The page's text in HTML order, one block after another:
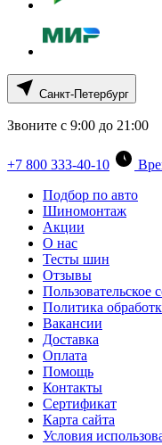
Санкт-Петербург
Звоните с 9:00 до 21:00
+7 800 333-40-10
Подбор по авто
Шиномонтаж
Акции
О нас
Тесты шин
Отзывы
Пользовательское
Политика
Вакансии
Доставка
Оплата
Помощь
Контакты
Сертификат
Карта сайта
Условия